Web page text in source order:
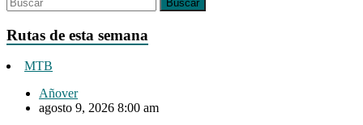
Rutas de esta semana
MTB
Añover
agosto 9, 2026 8:00 am